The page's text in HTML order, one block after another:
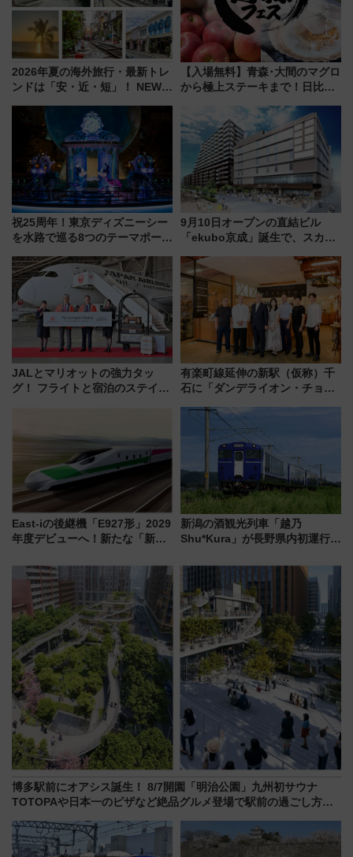
2026年夏の海外旅行・最新トレ
ンドは「安・近・短」！ NEWT
渡航先TOP5とは？ 円安時代の
旅行術
【入場無料】青森･大間のマグロ
から極上ステーキまで！日比谷
人気フードフェス「肉祭」が同
時開催に！
祝25周年！東京ディズニーシー
を水路で巡る8つのテーマポート
9月10日オープンの直結ビル
「ekubo京成」誕生で、スカイ
新鎌ヶ谷はどう変わる？ 全テナ
ント情報も公開！
JALとマリオットの強力タッ
グ！ フライトと宿泊のステイタ
有楽町線延伸の新駅（仮称）千
石に「ダンデライオン・チョコ
1億円出資で挑む新時代のまちづ
くりとは？
East-iの後継機「E927形」2029
年度デビューへ！新たな「新幹
説【JR東日本】
新潟の酒観光列車「越乃
Shu*Kura」が長野県内初運行！
別企画
博多駅前にオアシス誕生！ 8/7開園「明治公園」九州初サウナ
TOTOPAや日本一のピザなど絶品グルメ登場で駅前の過ごし方は